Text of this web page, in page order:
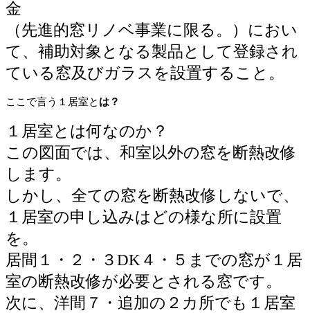
金
（先進的窓リノベ事業に限る。）におい
て、補助対象となる製品として登録され
ている窓及びガラスを設置すること。
ここで言う１居室と は？
１居室とは何なのか？
この図面では、和室以外の窓を断熱改修
します。
しかし、全ての窓を断熱改修しないで、
１居室の申し込みはどの様な所に設置
を。
居間１・２・３DK４・５までの窓が１居
室の断熱改修が必要とされる窓です。
次に、洋間７・追加の２カ所でも１居室